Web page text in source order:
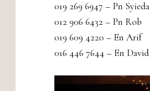
019 269 6947 – Pn Syieda
012 906 6432 – Pn Rob
019 609 4220 – En Arif
016 446 7644 – En David